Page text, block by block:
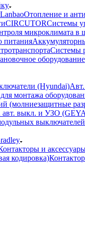
LanbaoОтопление и
CIRCUTORСистемы
микроклимата в
питания
Системы
оборудование
(Hyundai)
монтажа
(молниезащитные
выкл. и УЗО
и
кодировка)